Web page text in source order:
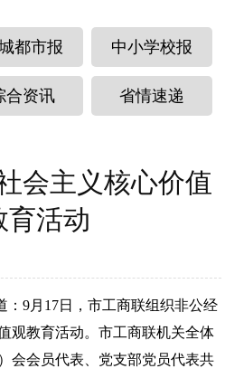
都市报 中小学校报
合资讯 省情速递
会主义核心价值
育活动
：9月17日，市工商联组织非公经
观教育活动。市工商联机关全体
会会员代表、党支部党员代表共